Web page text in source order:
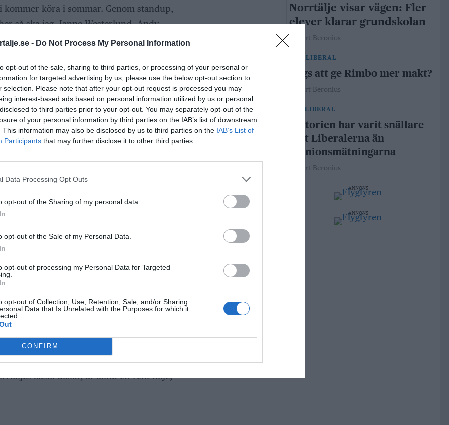
- Do Not Process My Personal Information
opt-out of the sale, sharing to third parties, or processing of your personal or
for targeted advertising by us, please use the below opt-out section to
selection. Please note that after your opt-out request is processed you may
interest-based ads based on personal information utilized by us or personal
to third parties prior to your opt-out. You may separately opt-out of the
of your personal information by third parties on the IAB’s list of downstream
This information may also be disclosed by us to third parties on the IAB’s List of
Participants that may further disclose it to other third parties.
Data Processing Opt Outs
opt-out of the Sharing of my personal data.
opt-out of the Sale of my Personal Data.
opt-out of processing my Personal Data for Targeted
opt-out of Collection, Use, Retention, Sale, and/or Sharing
Data that Is Unrelated with the Purposes for which it
CONFIRM
kommer köra i sommar. Genom standup,
så ska jag, Janne Westerlund, Andy
Norrtälje på en sommarshow de sent
av olika uttryckssätt och
planerar att framföra helt nyskrivna låtar,
Taubes klassiker "I Roslagens famn" och
även att köra sin berömda freestyle där
ord och teman att väva in i sin rap.
fördomar mot Stockholmare -
ner innan denna sommar, så nu jäklar,
fick höra om uttrycket så skrattade jag.
turnera i Oslo och bli benämnd som
allmänt är less på champagne-vaskande
är utomstads, så märks vi, säger
för fördomar mot norrtäljebor?
där ute nu. Skämt åsido, jag älskar att
och att få uppträda på vackra
bästa utsikt, är alltid ett rent nöje,
Norrtälje visar vägen: Fler
elever klarar grundskolan
Robert Beronius
29 julLIBERAL
Dags att ge Rimbo mer makt?
Robert Beronius
LIBERAL
Historien har varit snällare
mot Liberalerna än
opinionsmätningarna
Robert Beronius
ANNONS
ANNONS